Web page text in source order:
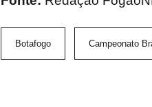
Botafogo Campeonato